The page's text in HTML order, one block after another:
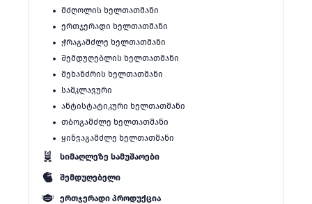
მძღოლის ხელთათმანი
ერთჯერადი ხელთათმანი
ჭრაგამძლე ხელთათმანი
შემდუღებლის ხელთათმანი
მეხანძრის ხელთათმანი
სამკლავური
ანტისტატიკური ხელთათმანი
თბოგამძლე ხელთათმანი
ყინვაგამძლე ხელთათმანი
სიმაღლეზე სამუშაოები
შემდუღებელი
ერთჯერადი პროდუქცია